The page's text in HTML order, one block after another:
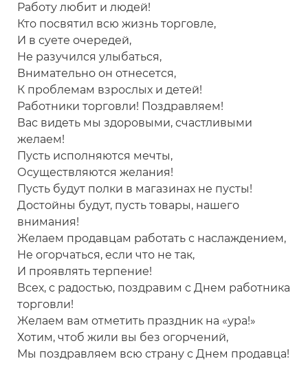
Работу любит и людей!
Кто посвятил всю жизнь торговле,
И в суете очередей,
Не разучился улыбаться,
Внимательно он отнесется,
К проблемам взрослых и детей!
Работники торговли! Поздравляем!
Вас видеть мы здоровыми, счастливыми
желаем!
Пусть исполняются мечты,
Осуществляются желания!
Пусть будут полки в магазинах не пусты!
Достойны будут, пусть товары, нашего
внимания!
Желаем продавцам работать с наслаждением,
Не огорчаться, если что не так,
И проявлять терпение!
Всех, с радостью, поздравим с Днем работника
торговли!
Желаем вам отметить праздник на «ура!»
Хотим, чтоб жили вы без огорчений,
Мы поздравляем всю страну с Днем продавца!